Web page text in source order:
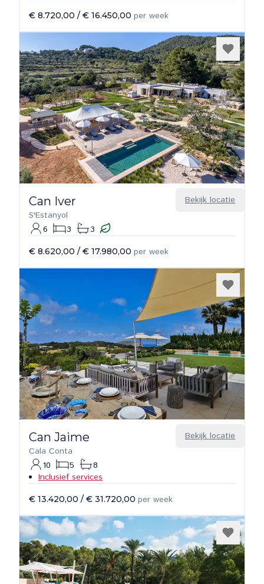
€ 8.720,00 / € 16.450,00 per week
Bekijk locatie
Can Iver
S'Estanyol
6
3 3
€ 8.620,00 / € 17.980,00 per week
Bekijk locatie
Can Jaime
Cala Conta
10
5
8
Inclusief services
€ 13.420,00 / € 31.720,00 per week